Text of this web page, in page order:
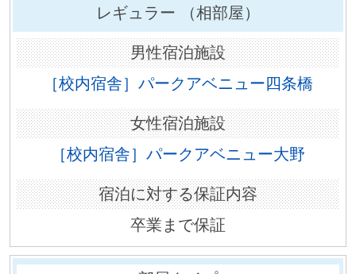
レギュラー （相部屋）
［校内宿舎］パークアベニュー四条橋
［校内宿舎］パークアベニュー大野
卒業まで保証